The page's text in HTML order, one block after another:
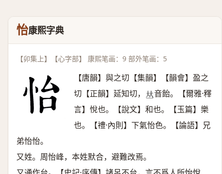
怡康熙字典
【卯集上】【心字部】 康熙笔画：9 部外笔画：5
【唐韻】與之切【集韻】【韻會】盈之
切【正韻】延知切， 𠀤音飴。【爾雅·釋
言】悅也。【說文】和也。【玉篇】樂
也。【禮·內則】下氣怡色。【論語】兄
弟怡怡。
又姓。周怡峰，本姓默合，避難改焉。